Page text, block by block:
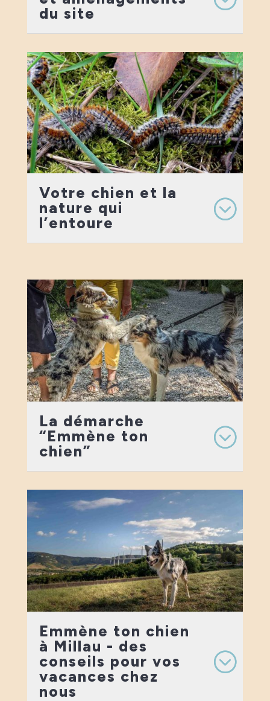
du site
Votre chien et la
nature qui
l’entoure
La démarche
“Emmène ton
chien”
Emmène ton chien
à Millau - des
conseils pour vos
vacances chez
nous